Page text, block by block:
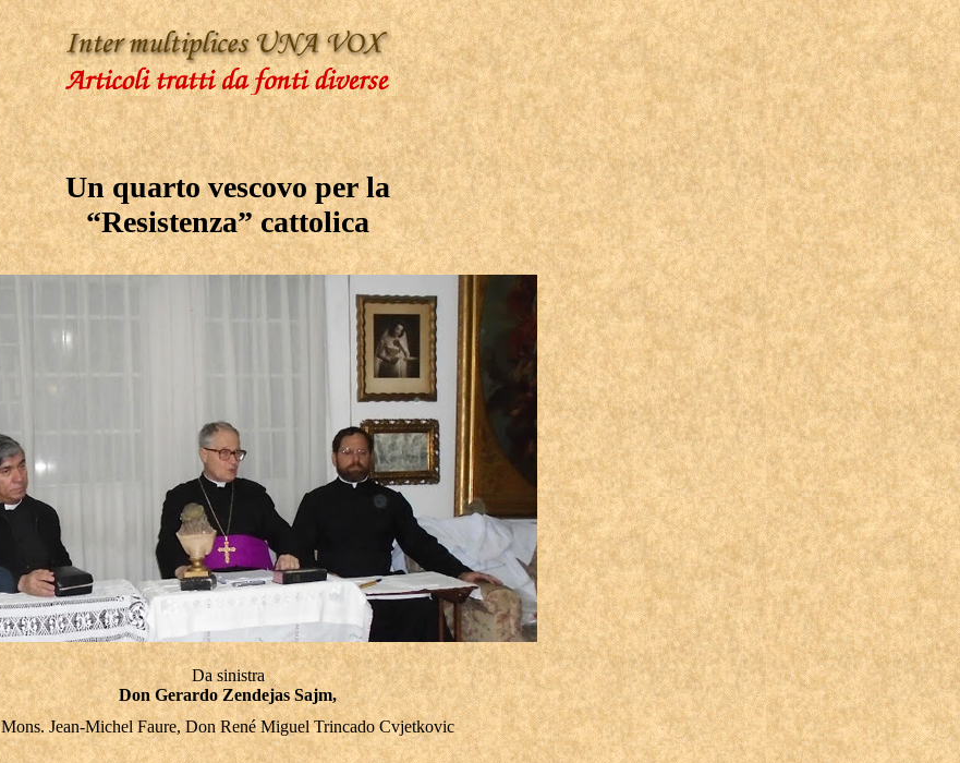
Un quarto vescovo per la
“Resistenza” cattolica
Da sinistra
Don Gerardo Zendejas Sajm,
Mons. Jean-Michel Faure, Don René Miguel Trincado Cvjetkovic